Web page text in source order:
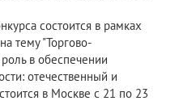
состоится в рамках
тему "Торгово-
в обеспечении
отечественный и
в Москве с 21 по 23